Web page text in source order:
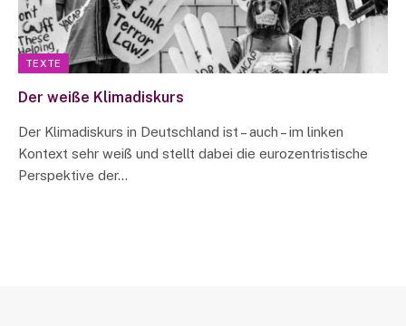
TEXTE
Der weiße Klimadiskurs
Der Klimadiskurs in Deutschland ist – auch – im linken
Kontext sehr weiß und stellt dabei die eurozentristische
Perspektive der…